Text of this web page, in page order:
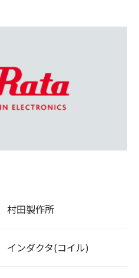
村田製作所
インダクタ(コイル)